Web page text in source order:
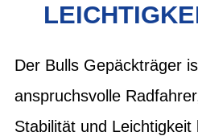
Der Bulls Gepäckträger
anspruchsvolle
Stabilität und